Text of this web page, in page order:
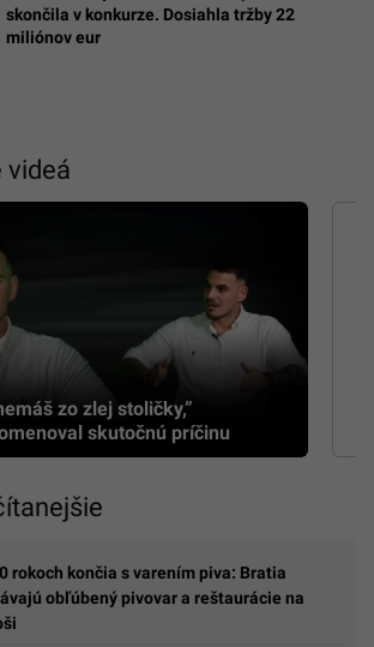
skončila v konkurze. Dosiahla tržby 22
miliónov eur
videá
zo zlej stoličky,”
skutočnú príčinu
rokoch končia s varením piva: Bratia
obľúbený pivovar a reštaurácie na